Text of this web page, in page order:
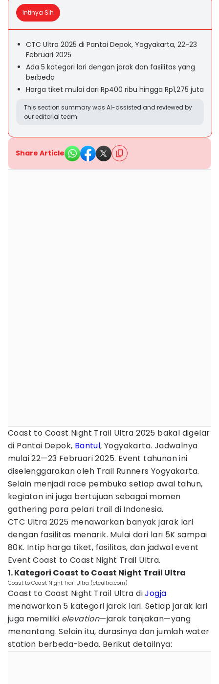
Intinya Sih
CTC Ultra 2025 di Pantai Depok, Yogyakarta, 22-23
Februari 2025
Ada 5 kategori lari dengan jarak dan fasilitas yang
berbeda
Harga tiket mulai dari Rp400 ribu hingga Rp1,275 juta
This section summary was AI-assisted and reviewed by
our editorial team.
Share Article
Coast to Coast Night Trail Ultra 2025 bakal digelar
di Pantai Depok, Bantul, Yogyakarta. Jadwalnya
mulai 22—23 Februari 2025. Event tahunan ini
diselenggarakan oleh Trail Runners Yogyakarta.
Selain menjadi race pembuka setiap awal tahun,
kegiatan ini juga bertujuan sebagai momen
gathering para pelari trail di Indonesia.
CTC Ultra 2025 menawarkan banyak jarak lari
dengan fasilitas menarik. Mulai dari lari 5K sampai
80K. Intip harga tiket, fasilitas, dan jadwal event
Event Coast to Coast Night Trail Ultra.
1. Kategori Coast to Coast Night Trail Ultra
Coast to Coast Night Trail Ultra (ctcultra.com)
Coast to Coast Night Trail Ultra diJogja
menawarkan 5 kategori jarak lari. Setiap jarak lari
juga memiliki elevation—jarak tanjakan—yang
menantang. Selain itu, durasinya dan jumlah water
station berbeda-beda. Berikut detailnya: